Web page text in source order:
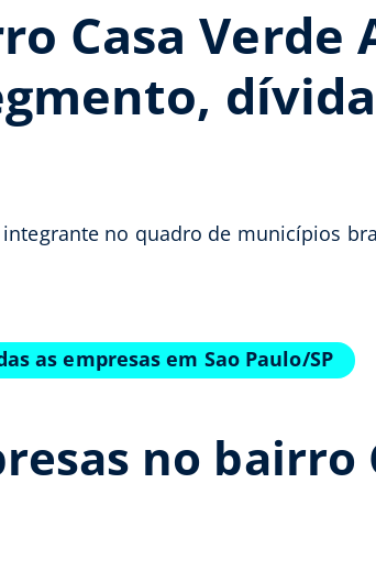
Casa Verde
no quadro de municípios
as empresas em Sao Paulo/SP
no bairro